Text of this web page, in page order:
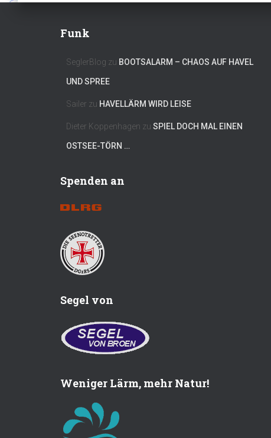
Funk
SeglerBlog zu BOOTSALARM – CHAOS AUF HAVEL
UND SPREE
Sailer zu HAVELLÄRM WIRD LEISE
Dieter Koppenhagen zu SPIEL DOCH MAL EINEN
OSTSEE-TÖRN …
Spenden an
Segel von
Weniger Lärm, mehr Natur!